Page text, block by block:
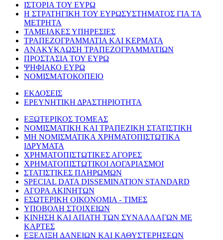
ΙΣΤΟΡΙΑ ΤΟΥ ΕΥΡΩ
Η ΣΤΡΑΤΗΓΙΚΗ ΤΟΥ ΕΥΡΩΣΥΣΤΗΜΑΤΟΣ ΓΙΑ ΤΑ
ΜΕΤΡΗΤΑ
ΤΑΜΕΙΑΚΕΣ ΥΠΗΡΕΣΙΕΣ
ΤΡΑΠΕΖΟΓΡΑΜΜΑΤΙΑ ΚΑΙ ΚΕΡΜΑΤΑ
ΑΝΑΚΥΚΛΩΣΗ ΤΡΑΠΕΖΟΓΡΑΜΜΑΤΙΩΝ
ΠΡΟΣΤΑΣΙΑ ΤΟΥ ΕΥΡΩ
ΨΗΦΙΑΚΟ ΕΥΡΩ
ΝΟΜΙΣΜΑΤΟΚΟΠΕΙΟ
ΕΚΔΟΣΕΙΣ
ΕΡΕΥΝΗΤΙΚΗ ΔΡΑΣΤΗΡΙΟΤΗΤΑ
ΕΞΩΤΕΡΙΚΟΣ ΤΟΜΕΑΣ
ΝΟΜΙΣΜΑΤΙΚΗ ΚΑΙ ΤΡΑΠΕΖΙΚΗ ΣΤΑΤΙΣΤΙΚΗ
ΜΗ ΝΟΜΙΣΜΑΤΙΚΑ ΧΡΗΜΑΤΟΠΙΣΤΩΤΙΚΑ
ΙΔΡΥΜΑΤΑ
ΧΡΗΜΑΤΟΠΙΣΤΩΤΙΚΕΣ ΑΓΟΡΕΣ
ΧΡΗΜΑΤΟΠΙΣΤΩΤΙΚΟΙ ΛΟΓΑΡΙΑΣΜΟΙ
ΣΤΑΤΙΣΤΙΚΕΣ ΠΛΗΡΩΜΩΝ
SPECIAL DATA DISSEMINATION STANDARD
ΑΓΟΡΑ ΑΚΙΝΗΤΩΝ
ΕΣΩΤΕΡΙΚΗ ΟΙΚΟΝΟΜΙΑ - ΤΙΜΕΣ
ΥΠΟΒΟΛΗ ΣΤΟΙΧΕΙΩΝ
ΚΙΝΗΣΗ ΚΑΙ ΑΠΑΤΗ ΤΩΝ ΣΥΝΑΛΛΑΓΩΝ ΜΕ
ΚΑΡΤΕΣ
ΕΞΕΛΙΞΗ ΔΑΝΕΙΩΝ ΚΑΙ ΚΑΘΥΣΤΕΡΗΣΕΩΝ